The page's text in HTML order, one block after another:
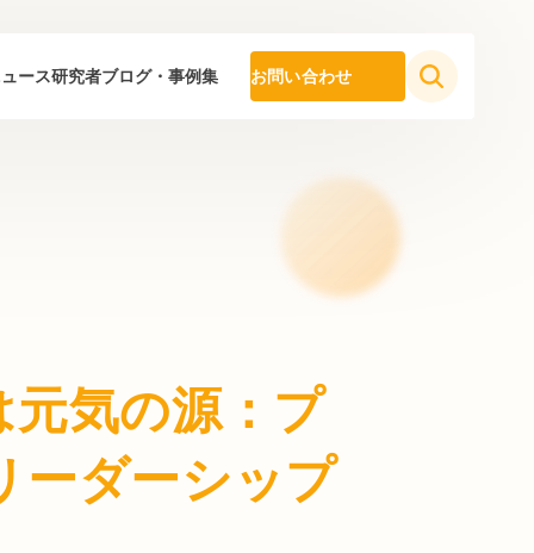
ース研究者ブログ・事例集 お問い合わせ
元気の源：プ
ーダーシップ